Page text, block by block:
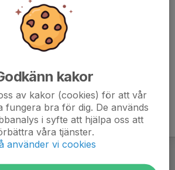
kakor
av kakor (cookies) för att vår
fungera bra för dig. De används
i syfte att hjälpa oss att
våra tjänster.
använder vi cookies